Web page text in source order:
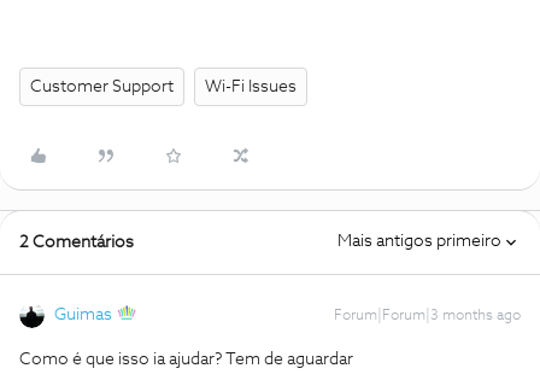
Customer Support Wi-Fi Issues
2 Comentários Mais antigos primeiro
Guimas Forum|Forum|3 months ago
Como é que isso ia ajudar? Tem de aguardar